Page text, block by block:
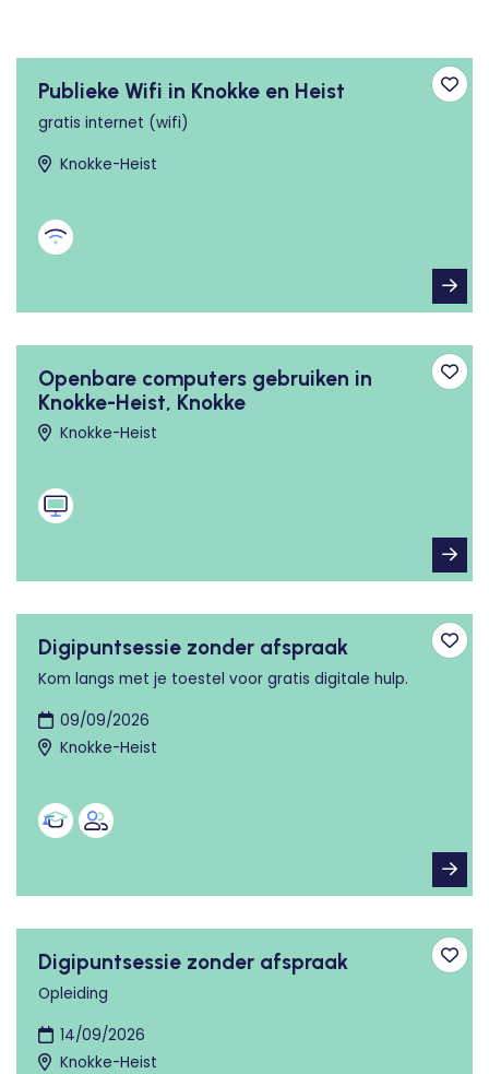
Publieke Wifi in Knokke en Heist
gratis internet (wifi)
Knokke-Heist
Openbare computers gebruiken in
Knokke-Heist, Knokke
Knokke-Heist
Digipuntsessie zonder afspraak
Kom langs met je toestel voor gratis digitale hulp.
09/09/2026
Knokke-Heist
Digipuntsessie zonder afspraak
Opleiding
14/09/2026
Knokke-Heist